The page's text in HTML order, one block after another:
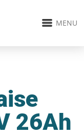
MENU
26Ah